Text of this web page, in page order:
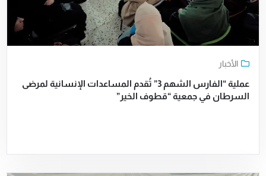
الأخبار
عملية “الفارس الشهم 3” تُقدم المساعدات الإنسانية لمرضى
السرطان في جمعية “قطوف الخير”